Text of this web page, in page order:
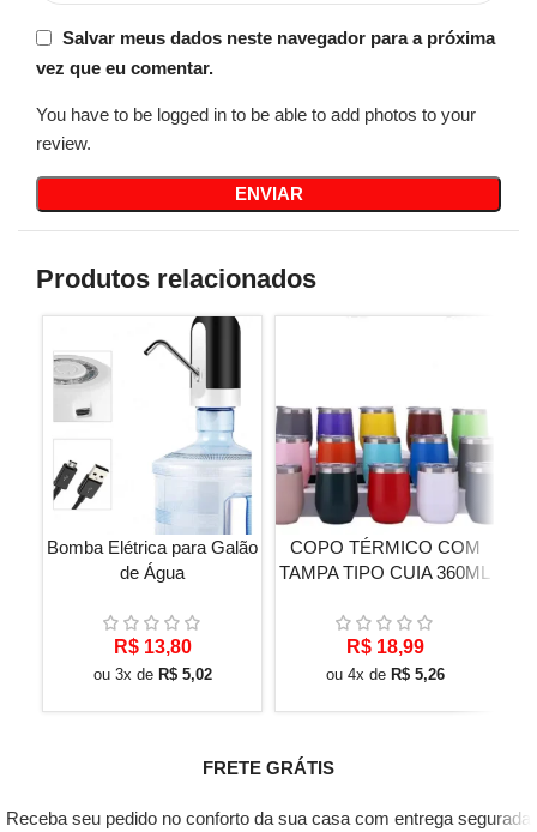
Salvar meus dados neste navegador para a próxima
vez que eu comentar.
You have to be logged in to be able to add photos to your
review.
Produtos relacionados
Bomba Elétrica para Galão
de Água
R$13,80
ou 3x de R$5,02
COPO TÉRMICO COM
TAMPA TIPO CUIA 360ML
R$18,99
ou 4x de R$5,26
FRETE GRÁTIS
Receba seu pedido no conforto da sua casa com entrega segurada